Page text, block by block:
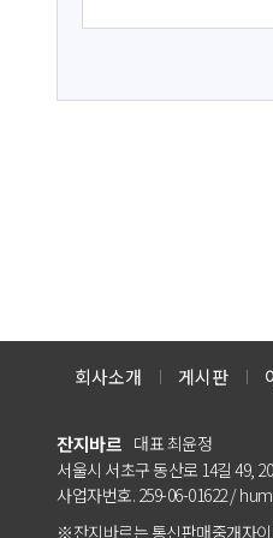
회사소개 게시판
잔지바르 대표 최윤정
서울시 서초구 동산로 14길 49,
사업자번호. 259-06-01622 /
※잔지바르는 통신판매중개자